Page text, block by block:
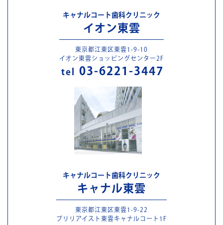
キャナルコート歯科クリニック
イオン東雲
東京都江東区東雲1-9-10
イオン東雲ショッピングセンター2F
tel 03-6221-3447
キャナルコート歯科クリニック
キャナル東雲
東京都江東区東雲1-9-22
ブリリアイスト東雲キャナルコート1F